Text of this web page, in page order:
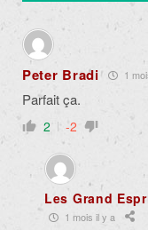
Peter Bradi 1
Parfait ça.
2 -2
Les Grand
1 mois il y a